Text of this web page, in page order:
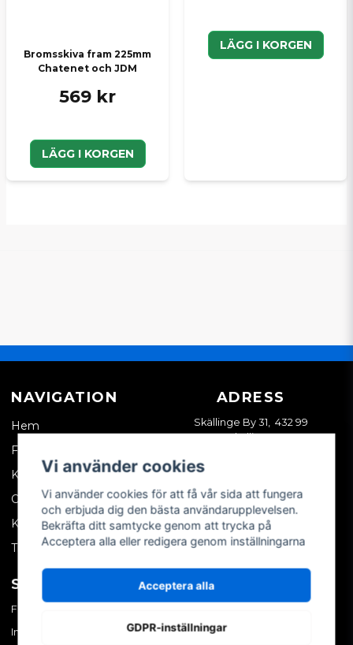
Bromsskiva fram 225mm
Chatenet och JDM
569 kr
LÄGG I KORGEN
LÄGG I KORGEN
NAVIGATION
Hem
Företagskund
Kontakta oss
Om oss
Köpvillkor
Tips & trix
ADRESS
Skällinge By 31, 432 99
Skällinge
SOCIALA MEDIER
Facebook
Instagram
MITT KONTO
Skapa konto
Vi använder cookies
Vi använder cookies för att få vår sida att fungera
och erbjuda dig den bästa användarupplevelsen.
Bekräfta ditt samtycke genom att trycka på
Acceptera alla eller redigera genom inställningarna
Acceptera alla
GDPR-inställningar